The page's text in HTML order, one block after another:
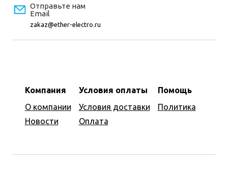
Отправьте нам
Email
zakaz@ether-electro.ru
Компания
О компании
Новости
Условия оплаты
Условия доставки
Оплата
Помощь
Политика